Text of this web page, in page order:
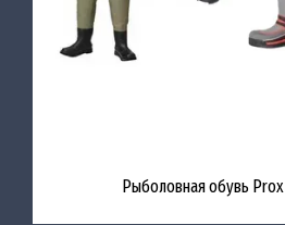
Рыболовная обувь Prox